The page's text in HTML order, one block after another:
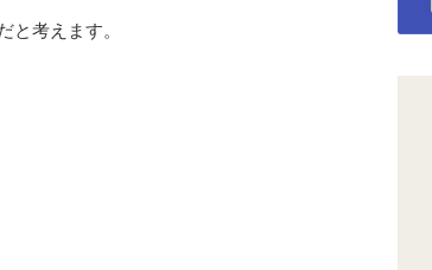
と考えます。